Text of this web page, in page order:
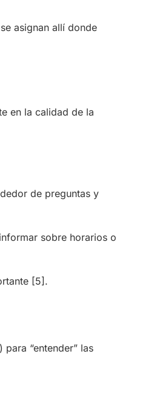
asignan allí donde
en la calidad de la
de preguntas y
sobre horarios o
[5] .
“entender” las